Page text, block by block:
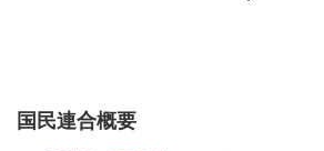
国民連合概要